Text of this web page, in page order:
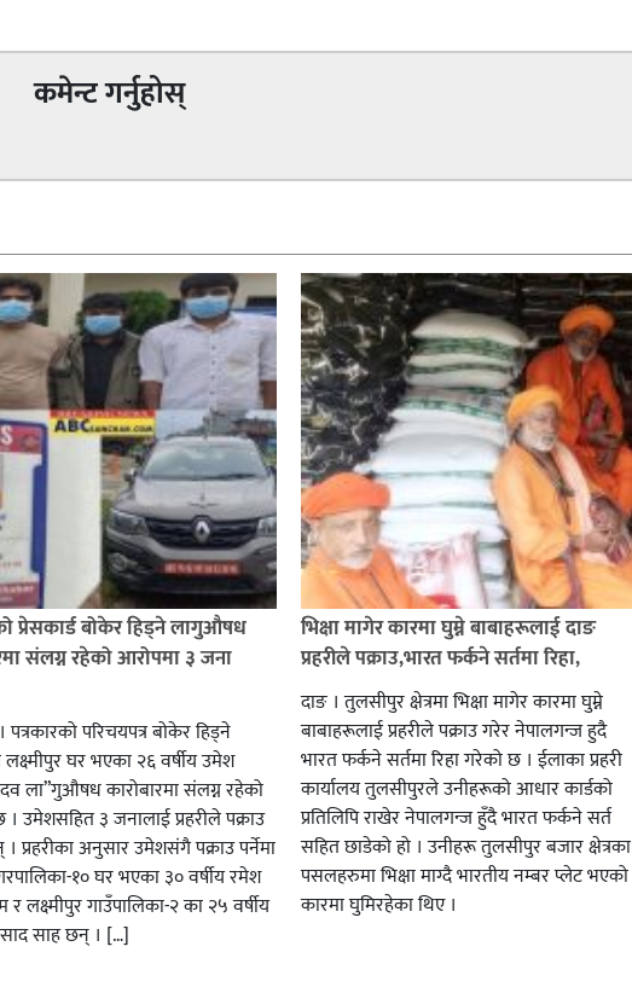
कमेन्ट गर्नुहोस्
प्रेसकार्ड बोकेर हिड्ने लागुऔषध
संलग्न रहेको आरोपमा ३ जना
पत्रकारको परिचयपत्र बोकेर हिड्ने
लक्ष्मीपुर घर भएका २६ वर्षीय उमेश
ला”गुऔषध कारोबारमा संलग्न रहेको
उमेशसहित ३ जनालाई प्रहरीले पक्राउ
प्रहरीका अनुसार उमेशसंगै पक्राउ पर्नेमा
१० घर भएका ३० वर्षीय रमेश
र लक्ष्मीपुर गाउँपालिका-२ का २५ वर्षीय
साह छन् । […]
भिक्षा मागेर कारमा घुम्ने बाबाहरूलाई दाङ
प्रहरीले पक्राउ,भारत फर्कने सर्तमा रिहा,
दाङ । तुलसीपुर क्षेत्रमा भिक्षा मागेर कारमा घुम्ने
बाबाहरूलाई प्रहरीले पक्राउ गरेर नेपालगन्ज हुदै
भारत फर्कने सर्तमा रिहा गरेको छ । ईलाका प्रहरी
कार्यालय तुलसीपुरले उनीहरूको आधार कार्डको
प्रतिलिपि राखेर नेपालगन्ज हुँदै भारत फर्कने सर्त
सहित छाडेको हो । उनीहरू तुलसीपुर बजार क्षेत्रका
पसलहरुमा भिक्षा माग्दै भारतीय नम्बर प्लेट भएको
कारमा घुमिरहेका थिए ।